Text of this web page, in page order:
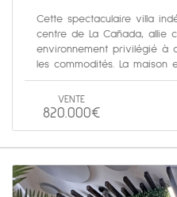
Cette spectaculaire villa
centre de La Cañada, allie
environnement privilégié à
les commodités. La maison
VENTE
820.000€